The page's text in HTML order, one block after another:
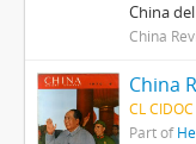
China
China
CL
Part of